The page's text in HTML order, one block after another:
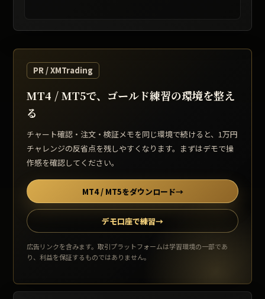
レート提供: TradingView / 表示は遅延する場合があります
PR / XMTrading
MT4 / MT5で、ゴールド練習の環境を整え
る
チャート確認・注文・検証メモを同じ環境で続けると、1万円
チャレンジの反省点を残しやすくなります。まずはデモで操
作感を確認してください。
MT4 / MT5をダウンロード→
デモ口座で練習→
広告リンクを含みます。取引プラットフォームは学習環境の一部であ
り、利益を保証するものではありません。